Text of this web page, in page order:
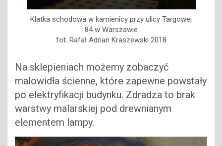
Klatka schodowa w kamienicy przy ulicy Targowej
84 w Warszawie
fot. Rafał Adrian Kraszewski 2018
Na sklepieniach możemy zobaczyć
malowidła ścienne, które zapewne powstały
po elektryfikacji budynku. Zdradza to brak
warstwy malarskiej pod drewnianym
elementem lampy.